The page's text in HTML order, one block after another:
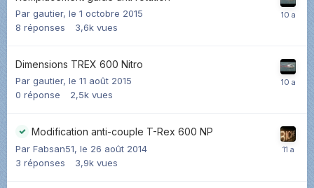
Par gautier, le 1 octobre 2015
8 réponses 3,6k vues
Dimensions TREX 600 Nitro
Par gautier, le 11 août 2015
0 réponse 2,5k vues
Modification anti-couple T-Rex 600 NP
Par Fabsan51, le 26 août 2014
3 réponses 3,9k vues